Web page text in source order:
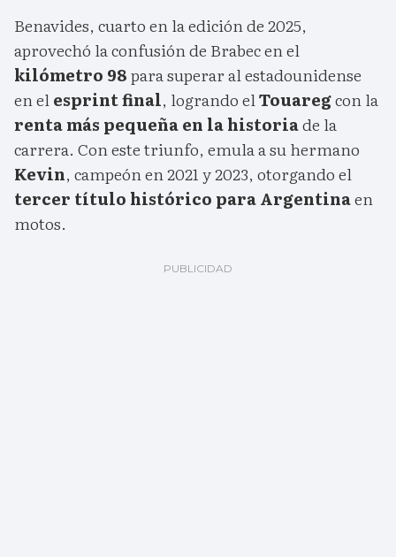
Benavides, cuarto en la edición de 2025,
aprovechó la confusión de Brabec en el
kilómetro 98para superar al estadounidense
en elesprint final, logrando elTouaregcon la
renta más pequeña en la historiade la
carrera. Con este triunfo, emula a su hermano
Kevin, campeón en 2021 y 2023, otorgando el
tercer título histórico para Argentinaen
motos.